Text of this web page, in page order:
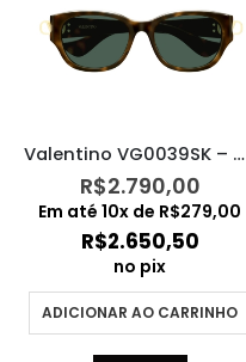
Valentino VG0039SK – 003
R$2.790,00
Em até 10x de R$279,00
R$2.650,50
no pix
ADICIONAR AO CARRINHO